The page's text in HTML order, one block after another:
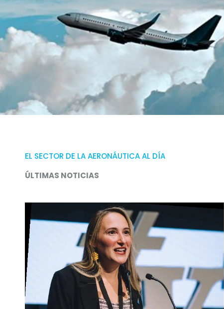
EL SECTOR DE LA AERONÁUTICA AL DÍA
ÚLTIMAS NOTICIAS